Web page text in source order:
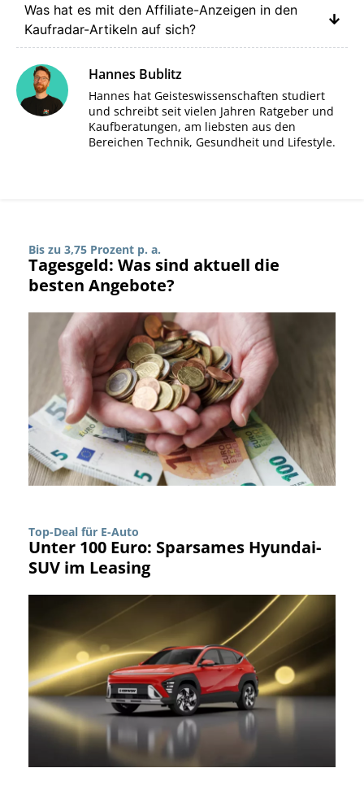
Was hat es mit den Affiliate-Anzeigen in den
Kaufradar-Artikeln auf sich?
Hannes Bublitz
Hannes hat Geisteswissenschaften studiert
und schreibt seit vielen Jahren Ratgeber und
Kaufberatungen, am liebsten aus den
Bereichen Technik, Gesundheit und Lifestyle.
Bis zu 3,75 Prozent p. a.
Tagesgeld: Was sind aktuell die
besten Angebote?
Top-Deal für E-Auto
Unter 100 Euro: Sparsames Hyundai-
SUV im Leasing